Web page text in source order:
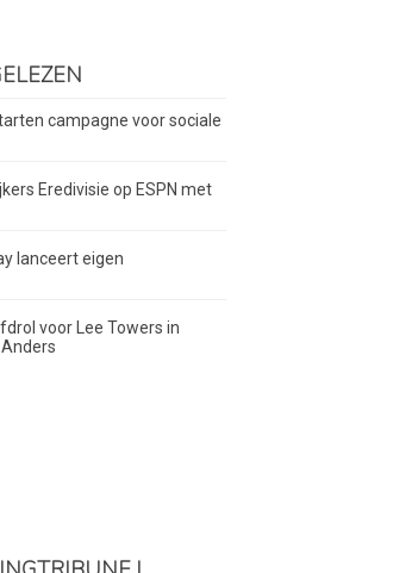
campagne voor sociale
Eredivisie op ESPN met
lanceert eigen
voor Lee Towers in